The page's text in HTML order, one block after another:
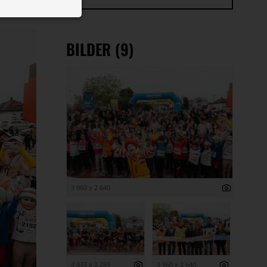
BILDER (9)
3 960 x 2 640
3 433 x 2 289 3 960 x 2 640